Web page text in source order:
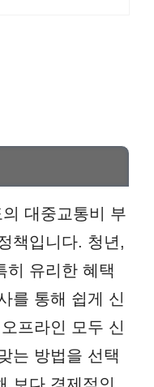
대중교통비 부
책입니다. 청년,
히 유리한 혜택
를 통해 쉽게 신
프라인 모두 신
는 방법을 선택